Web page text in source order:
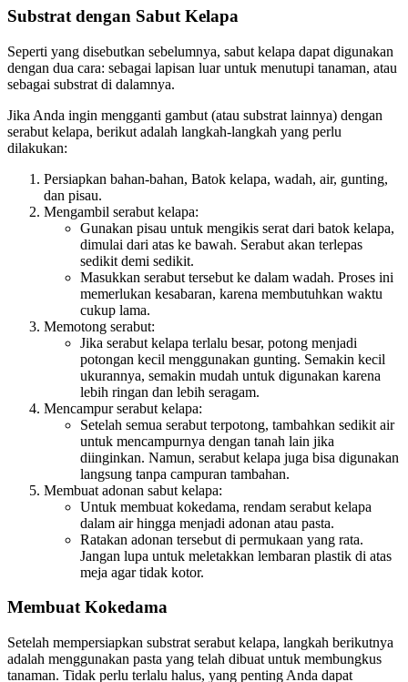
Substrat dengan Sabut Kelapa
Seperti yang disebutkan sebelumnya, sabut kelapa dapat digunakan
dengan dua cara: sebagai lapisan luar untuk menutupi tanaman, atau
sebagai substrat di dalamnya.
Jika Anda ingin mengganti gambut (atau substrat lainnya) dengan
serabut kelapa, berikut adalah langkah-langkah yang perlu
dilakukan:
Persiapkan bahan-bahan, Batok kelapa, wadah, air, gunting,
dan pisau.
Mengambil serabut kelapa:
Gunakan pisau untuk mengikis serat dari batok kelapa,
dimulai dari atas ke bawah. Serabut akan terlepas
sedikit demi sedikit.
Masukkan serabut tersebut ke dalam wadah. Proses ini
memerlukan kesabaran, karena membutuhkan waktu
cukup lama.
Memotong serabut:
Jika serabut kelapa terlalu besar, potong menjadi
potongan kecil menggunakan gunting. Semakin kecil
ukurannya, semakin mudah untuk digunakan karena
lebih ringan dan lebih seragam.
Mencampur serabut kelapa:
Setelah semua serabut terpotong, tambahkan sedikit air
untuk mencampurnya dengan tanah lain jika
diinginkan. Namun, serabut kelapa juga bisa digunakan
langsung tanpa campuran tambahan.
Membuat adonan sabut kelapa:
Untuk membuat kokedama, rendam serabut kelapa
dalam air hingga menjadi adonan atau pasta.
Ratakan adonan tersebut di permukaan yang rata.
Jangan lupa untuk meletakkan lembaran plastik di atas
meja agar tidak kotor.
Membuat Kokedama
Setelah mempersiapkan substrat serabut kelapa, langkah berikutnya
adalah menggunakan pasta yang telah dibuat untuk membungkus
tanaman. Tidak perlu terlalu halus, yang penting Anda dapat